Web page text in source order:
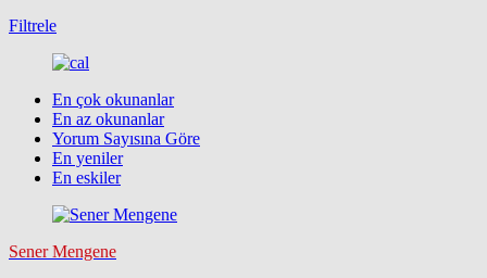
Filtrele
En çok okunanlar
En az okunanlar
Yorum Sayısına Göre
En yeniler
En eskiler
Sener Mengene